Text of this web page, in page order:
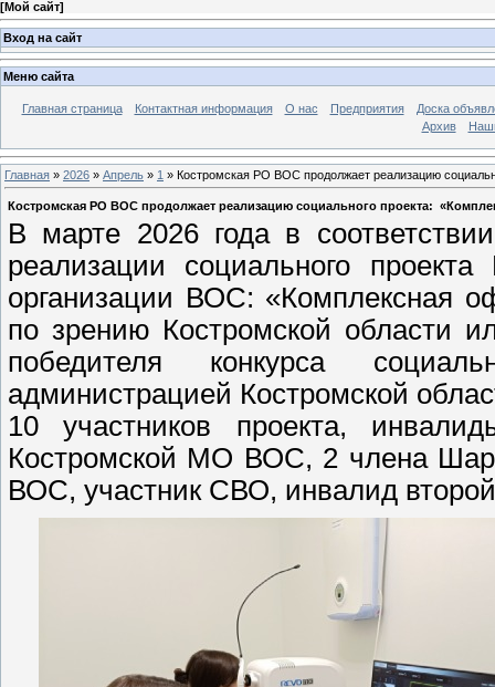
[Мой сайт]
Вход на сайт
Меню сайта
Главная страница Контактная информация О нас Предприятия
Доска
Архив
Главная » 2026 » Апрель » 1 » Костромская РО ВОС продолжает реализацию
Костромская РО ВОС продолжает реализацию социального проекта:
В марте 2026 года в
реализации социального
организации ВОС: «Комплексная
по зрению Костромской области
победителя конкурса
администрацией Костромской
10 участников проекта,
Костромской МО ВОС, 2 члена
ВОС, участник СВО, инвалид